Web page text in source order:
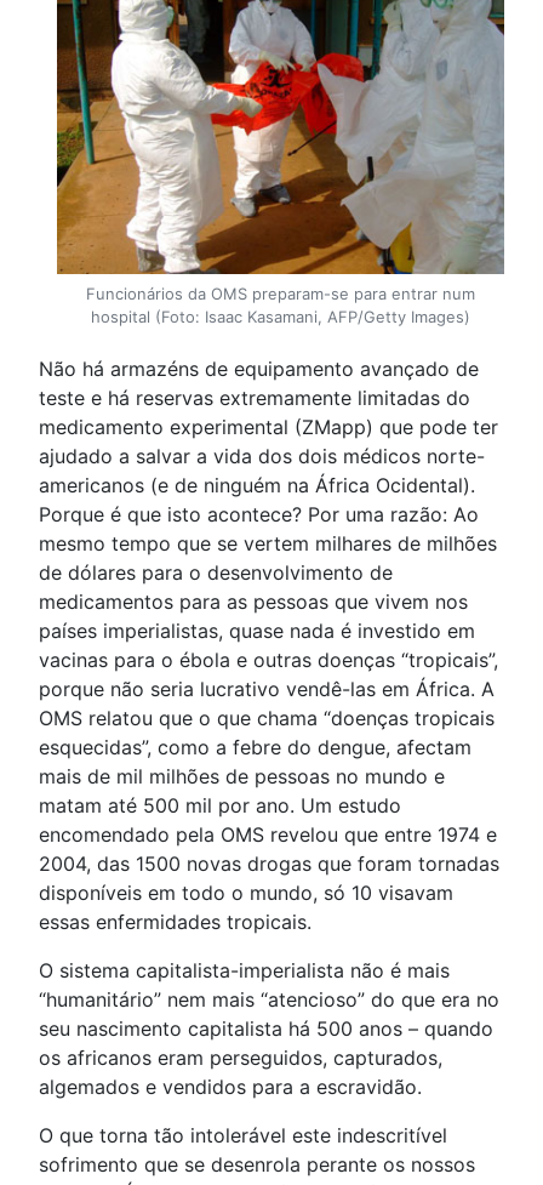
Funcionários da OMS preparam-se para entrar num
hospital (Foto: Isaac Kasamani, AFP/Getty Images)
Não há armazéns de equipamento avançado de
teste e há reservas extremamente limitadas do
medicamento experimental (ZMapp) que pode ter
ajudado a salvar a vida dos dois médicos norte-
americanos (e de ninguém na África Ocidental).
Porque é que isto acontece? Por uma razão: Ao
mesmo tempo que se vertem milhares de milhões
de dólares para o desenvolvimento de
medicamentos para as pessoas que vivem nos
países imperialistas, quase nada é investido em
vacinas para o ébola e outras doenças “tropicais”,
porque não seria lucrativo vendê-las em África. A
OMS relatou que o que chama “doenças tropicais
esquecidas”, como a febre do dengue, afectam
mais de mil milhões de pessoas no mundo e
matam até 500 mil por ano. Um estudo
encomendado pela OMS revelou que entre 1974 e
2004, das 1500 novas drogas que foram tornadas
disponíveis em todo o mundo, só 10 visavam
essas enfermidades tropicais.
O sistema capitalista-imperialista não é mais
“humanitário” nem mais “atencioso” do que era no
seu nascimento capitalista há 500 anos – quando
os africanos eram perseguidos, capturados,
algemados e vendidos para a escravidão.
O que torna tão intolerável este indescritível
sofrimento que se desenrola perante os nossos